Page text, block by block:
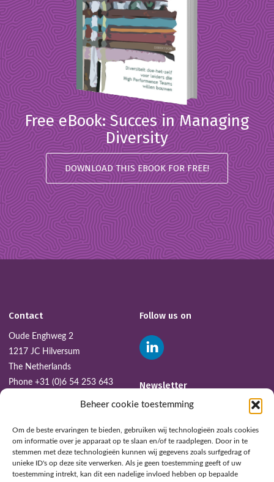
Beheer cookie toestemming
Om de beste ervaringen te bieden, gebruiken wij technologieën zoals cookies
om informatie over je apparaat op te slaan en/of te raadplegen. Door in te
stemmen met deze technologieën kunnen wij gegevens zoals surfgedrag of
unieke ID's op deze site verwerken. Als je geen toestemming geeft of uw
toestemming intrekt, kan dit een nadelige invloed hebben op bepaalde
Free eBook: Succes in Managing
Diversity
DOWNLOAD THIS EBOOK FOR FREE!
Contact
Oude Enghweg 2
1217 JC Hilversum
The Netherlands
Phone +31 (0)6 54 253 643
Follow us on
Newsletter